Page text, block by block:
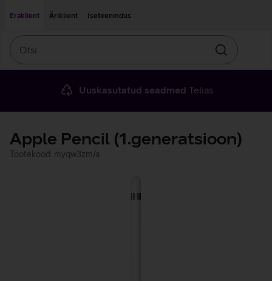
Eraklient
Äriklient Iseteenindus
Otsin
Uuskasutatud seadmed Telias
Apple Pencil (1.generatsioon)
Tootekood: myqw3zm/a